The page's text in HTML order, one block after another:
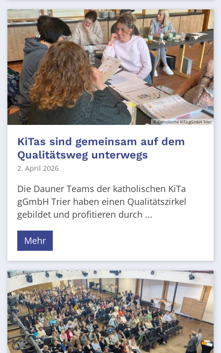
© Katholische KiTa gGmbH Trier
KiTas sind gemeinsam auf dem
Qualitätsweg unterwegs
2. April 2026
Die Dauner Teams der katholischen KiTa
gGmbH Trier haben einen Qualitätszirkel
gebildet und profitieren durch ...
Mehr